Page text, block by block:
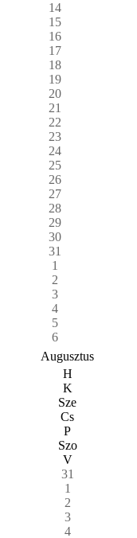
14
15
16
17
18
19
20
21
22
23
24
25
26
27
28
29
30
31
1
2
3
4
5
6
Augusztus
H
K
Sze
Cs
P
Szo
V
31
1
2
3
4